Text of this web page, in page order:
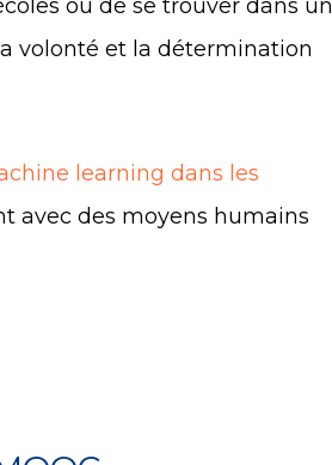
ou de se trouver dans un
volonté et la détermination
learning dans les
avec des moyens humains